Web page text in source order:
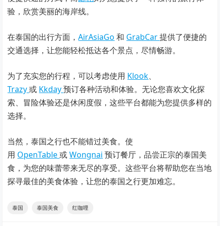
验，欣赏美丽的海岸线。
在泰国的出行方面，AirAsiaGo 和 GrabCar提供了便捷的
交通选择，让您能轻松抵达各个景点，尽情畅游。
为了充实您的行程，可以考虑使用 Klook、
Trazy或 Kkday预订各种活动和体验。无论您喜欢文化探
索、冒险体验还是休闲度假，这些平台都能为您提供多样的
选择。
当然，泰国之行也不能错过美食。使
用 OpenTable或Wongnai 预订餐厅，品尝正宗的泰国美
食，为您的味蕾带来无尽的享受。这些平台将帮助您在当地
探寻最佳的美食体验，让您的泰国之行更加难忘。
泰国 泰国美食 红咖哩